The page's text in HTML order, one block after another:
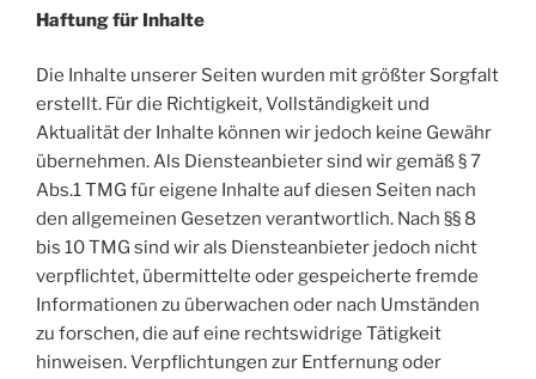
Haftung für Inhalte
Die Inhalte unserer Seiten wurden mit größter Sorgfalt
erstellt. Für die Richtigkeit, Vollständigkeit und
Aktualität der Inhalte können wir jedoch keine Gewähr
übernehmen. Als Diensteanbieter sind wir gemäß § 7
Abs.1 TMG für eigene Inhalte auf diesen Seiten nach
den allgemeinen Gesetzen verantwortlich. Nach §§ 8
bis 10 TMG sind wir als Diensteanbieter jedoch nicht
verpflichtet, übermittelte oder gespeicherte fremde
Informationen zu überwachen oder nach Umständen
zu forschen, die auf eine rechtswidrige Tätigkeit
hinweisen. Verpflichtungen zur Entfernung oder